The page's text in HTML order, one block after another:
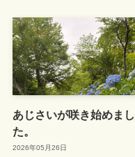
あじさいが咲き始めまし
た。
2026年05月26日